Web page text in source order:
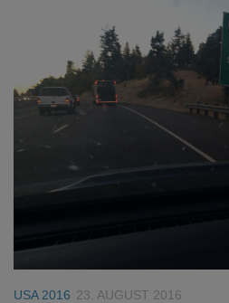
USA 2016 23. AUGUST 2016